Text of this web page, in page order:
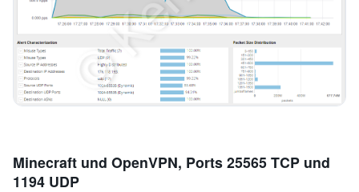
Minecraft und OpenVPN, Ports 25565 TCP und
1194 UDP